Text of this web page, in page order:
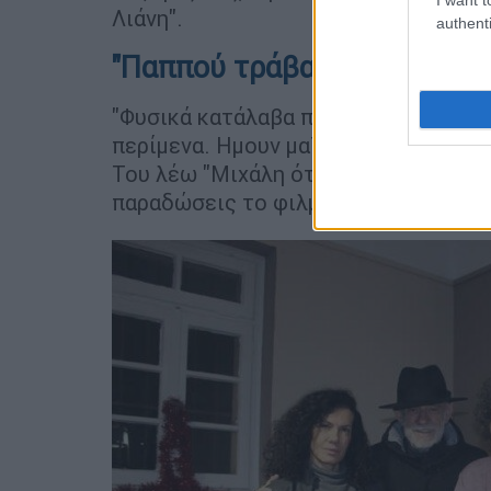
Λιάνη".
"Παππού τράβα"
"Φυσικά κατάλαβα πως αυτό δεν ήταν
περίμενα. Ημουν μαζί με τον
Του λέω "Μιχάλη όταν θα σου πω
παραδώσεις το φιλμ σε κανέναν και